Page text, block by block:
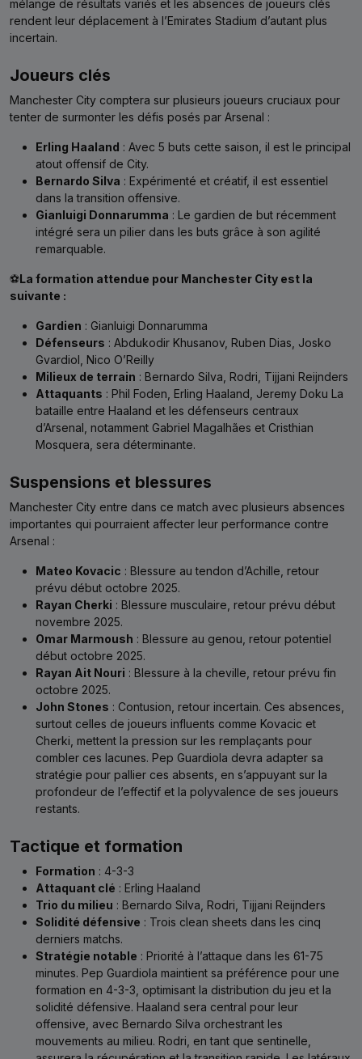
mélange de résultats variés et les absences de joueurs clés
rendent leur déplacement à l’Emirates Stadium d’autant plus
incertain.
Joueurs clés
Manchester City comptera sur plusieurs joueurs cruciaux pour
tenter de surmonter les défis posés par Arsenal :
Erling Haaland : Avec 5 buts cette saison, il est le principal
atout offensif de City.
Bernardo Silva : Expérimenté et créatif, il est essentiel
dans la transition offensive.
Gianluigi Donnarumma : Le gardien de but récemment
intégré sera un pilier dans les buts grâce à son agilité
remarquable.
⚽La formation attendue pour Manchester City est la
suivante :
Gardien : Gianluigi Donnarumma
Défenseurs : Abdukodir Khusanov, Ruben Dias, Josko
Gvardiol, Nico O’Reilly
Milieux de terrain : Bernardo Silva, Rodri, Tijjani Reijnders
Attaquants : Phil Foden, Erling Haaland, Jeremy Doku La
bataille entre Haaland et les défenseurs centraux
d’Arsenal, notamment Gabriel Magalhães et Cristhian
Mosquera, sera déterminante.
Suspensions et blessures
Manchester City entre dans ce match avec plusieurs absences
importantes qui pourraient affecter leur performance contre
Arsenal :
Mateo Kovacic : Blessure au tendon d’Achille, retour
prévu début octobre 2025.
Rayan Cherki : Blessure musculaire, retour prévu début
novembre 2025.
Omar Marmoush : Blessure au genou, retour potentiel
début octobre 2025.
Rayan Ait Nouri : Blessure à la cheville, retour prévu fin
octobre 2025.
John Stones : Contusion, retour incertain. Ces absences,
surtout celles de joueurs influents comme Kovacic et
Cherki, mettent la pression sur les remplaçants pour
combler ces lacunes. Pep Guardiola devra adapter sa
stratégie pour pallier ces absents, en s’appuyant sur la
profondeur de l’effectif et la polyvalence de ses joueurs
restants.
Tactique et formation
Formation : 4-3-3
Attaquant clé : Erling Haaland
Trio du milieu : Bernardo Silva, Rodri, Tijjani Reijnders
Solidité défensive : Trois clean sheets dans les cinq
derniers matchs.
Stratégie notable : Priorité à l’attaque dans les 61-75
minutes. Pep Guardiola maintient sa préférence pour une
formation en 4-3-3, optimisant la distribution du jeu et la
solidité défensive. Haaland sera central pour leur
offensive, avec Bernardo Silva orchestrant les
mouvements au milieu. Rodri, en tant que sentinelle,